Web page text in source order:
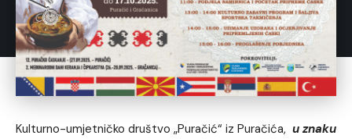
Kulturno-umjetničko društvo „Puračić“ iz Puračića, u znaku